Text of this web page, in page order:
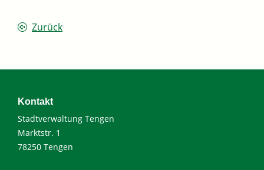
Zurück
Kontakt
Stadtverwaltung Tengen
Marktstr. 1
78250 Tengen